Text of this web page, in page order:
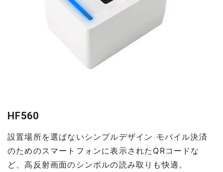
HF560
設置場所を選ばないシンプルデザイン モバイル決済
のためのスマートフォンに表示されたQRコードな
ど、高反射画面のシンボルの読み取りも快適。